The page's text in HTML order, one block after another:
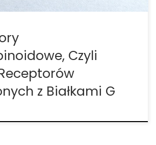
Czyli
z Białkami G